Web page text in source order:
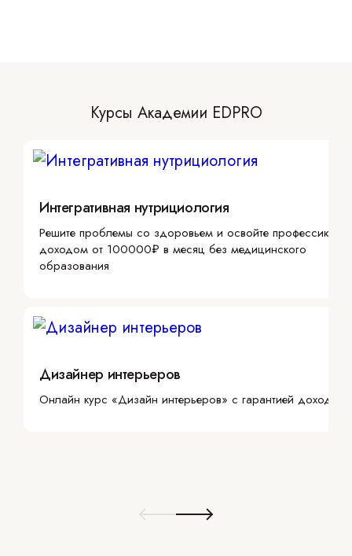
Курсы Академии EDPRO
Интегративная нутрициология
Решите проблемы со здоровьем и освойте профессию с
доходом от 100000₽ в месяц без медицинского
образования
Дизайнер интерьеров
Онлайн курс «Дизайн интерьеров» с гарантией дохода